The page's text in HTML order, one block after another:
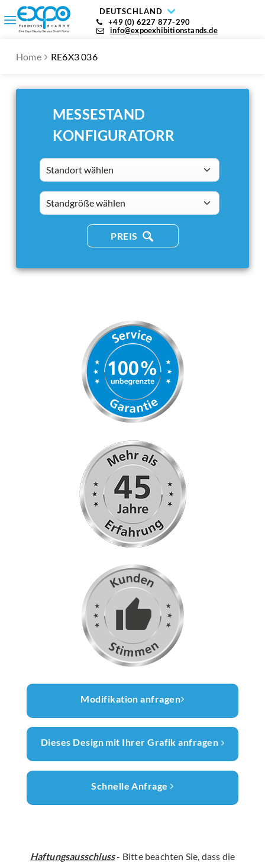
DEUTSCHLAND
+49 (0) 6227 877-290
info@expoexhibitionstands.de
Home RE6X3 036
MESSESTAND
KONFIGURATORR
Standort wählen
standsizes
PREIS
Modifikation anfragen
Dieses Design mit Ihrer Grafik anfragen
Schnelle Anfrage
Haftungsausschluss- Bitte beachten Sie, dass die